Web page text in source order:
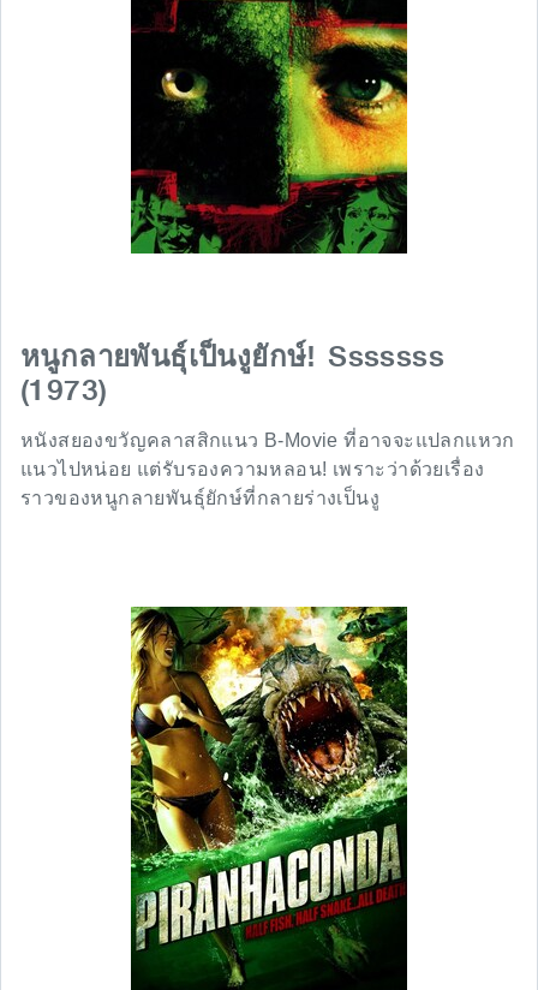
หนูกลายพันธุ์เป็นงูยักษ์! Sssssss
(1973)
หนังสยองขวัญคลาสสิกแนว B-Movie ที่อาจจะแปลกแหวก
แนวไปหน่อย แต่รับรองความหลอน! เพราะว่าด้วยเรื่อง
ราวของหนูกลายพันธุ์ยักษ์ที่กลายร่างเป็นงู